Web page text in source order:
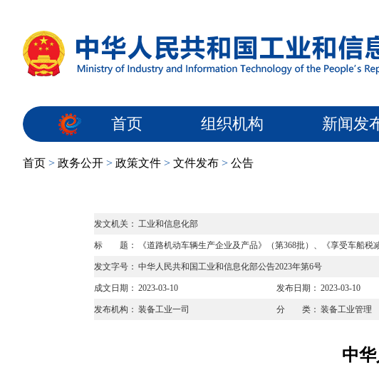
首页 组织机构 新闻发
首页 > 政务公开 > 政策文件 > 文件发布 > 公告
发文机关： 工业和信息化部
标 题： 《道路机动车辆生产企业及产品》（第368批）、《享受车船
发文字号： 中华人民共和国工业和信息化部公告2023年第6号
成文日期： 2023-03-10 发布日期： 2023-03-10
发布机构： 装备工业一司 分 类： 装备工业管理
中